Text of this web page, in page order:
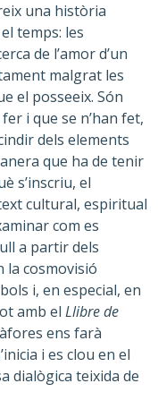
una història
temps: les
de l’amor d’un
malgrat les
el posseeix. Són
i que se n’han fet,
dels elements
que ha de tenir
s’inscriu, el
cultural, espiritual
com es
a partir dels
la cosmovisió
i, en especial, en
amb el Llibre de
ens farà
i es clou en el
dialògica teixida de